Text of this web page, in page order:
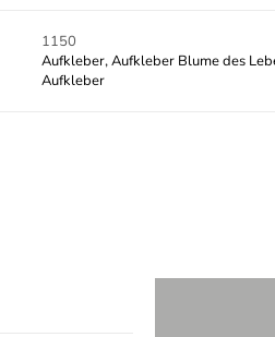
1150
Aufkleber,Aufkleber Blume des
Aufkleber